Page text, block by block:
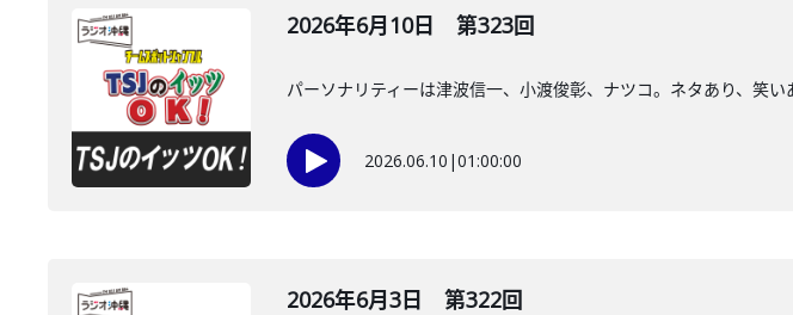
2026年6月10日 第323回
パーソナリティーは津波信一、小渡俊彰、ナツコ。ネタあり、笑
2026.06.10 |01:00:00
2026年6月3日 第322回